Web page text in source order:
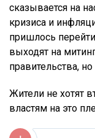
сказывается на
кризиса и
пришлось
выходят на
правительства,
Жители не хотят
властям на это